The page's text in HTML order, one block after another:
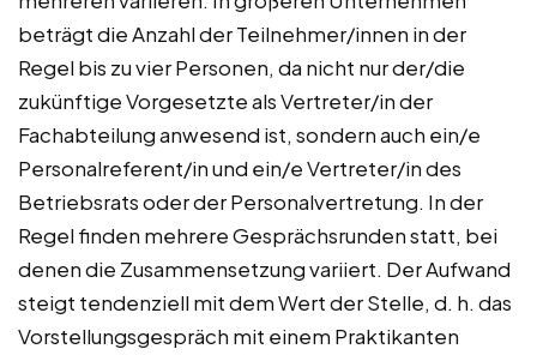
beträgt die Anzahl der Teilnehmer/innen in der
Regel bis zu vier Personen, da nicht nur der/die
zukünftige Vorgesetzte als Vertreter/in der
Fachabteilung anwesend ist, sondern auch ein/e
Personalreferent/in und ein/e Vertreter/in des
Betriebsrats oder der Personalvertretung. In der
Regel finden mehrere Gesprächsrunden statt, bei
denen die Zusammensetzung variiert. Der Aufwand
steigt tendenziell mit dem Wert der Stelle, d. h. das
Vorstellungsgespräch mit einem Praktikanten